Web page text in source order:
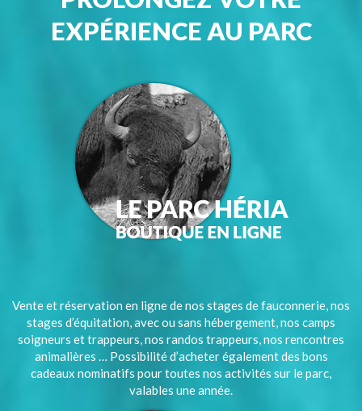
EXPÉRIENCE AU PARC
Vente et réservation en ligne de nos stages de fauconnerie, nos
stages d’équitation, avec ou sans hébergement, nos camps
soigneurs et trappeurs, nos randos trappeurs, nos rencontres
animalières … Possibilité d’acheter également des bons
cadeaux nominatifs pour toutes nos activités sur le parc,
valables une année.